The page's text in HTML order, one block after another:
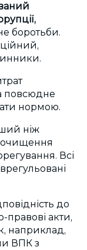
боротьби.
повсюдне
нормою.
ніж
очищення
Всі
до
правові акти,
наприклад,
ВПК з